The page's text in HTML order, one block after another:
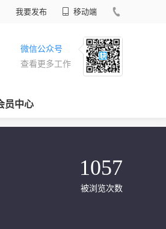
我要发布 移动端
微信公众号
查看更多工作
员中心
1057
被浏览次数